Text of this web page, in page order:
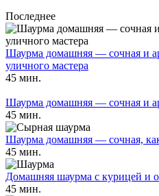
Последнее
Шаурма домашняя — сочная и
уличного мастера
45 мин.
Шаурма домашняя — сочная и
45 мин.
Шаурма домашняя — сочная,
45 мин.
Домашняя шаурма с курицей и
45 мин.